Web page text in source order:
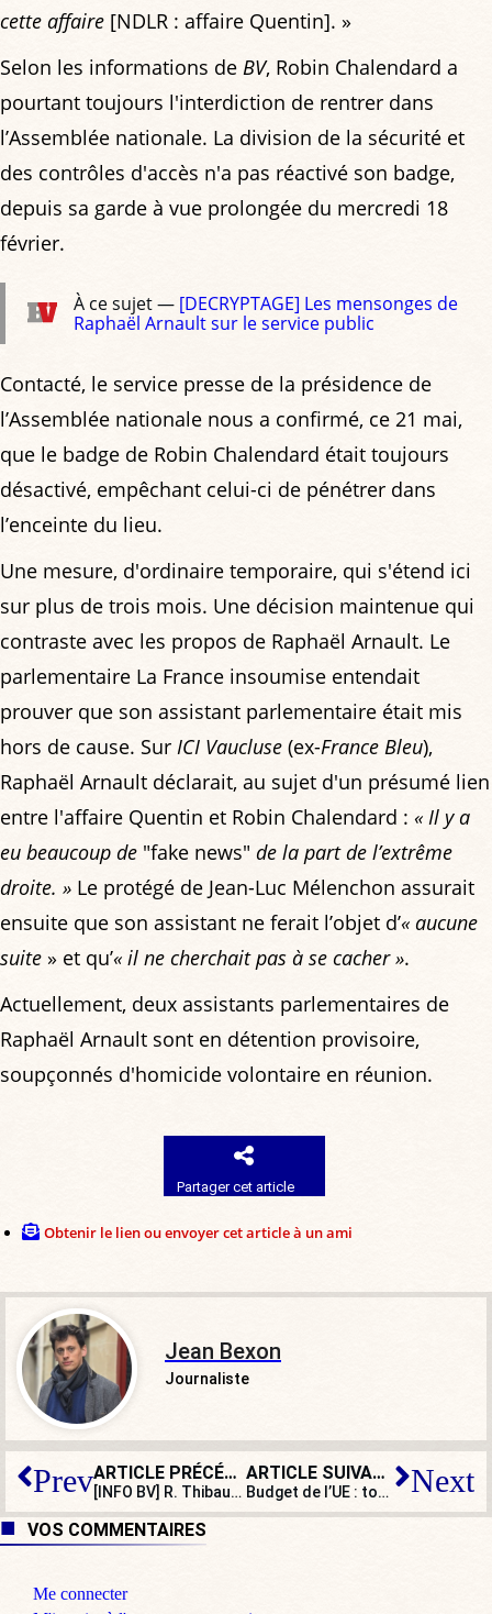
cette affaire [NDLR : affaire Quentin]. »
Selon les informations de BV, Robin Chalendard a
pourtant toujours l'interdiction de rentrer dans
l’Assemblée nationale. La division de la sécurité et
des contrôles d'accès n'a pas réactivé son badge,
depuis sa garde à vue prolongée du mercredi 18
février.
À ce sujet — [DECRYPTAGE] Les mensonges de
Raphaël Arnault sur le service public
Contacté, le service presse de la présidence de
l’Assemblée nationale nous a confirmé, ce 21 mai,
que le badge de Robin Chalendard était toujours
désactivé, empêchant celui-ci de pénétrer dans
l’enceinte du lieu.
Une mesure, d'ordinaire temporaire, qui s'étend ici
sur plus de trois mois. Une décision maintenue qui
contraste avec les propos de Raphaël Arnault. Le
parlementaire La France insoumise entendait
prouver que son assistant parlementaire était mis
hors de cause. Sur ICI Vaucluse (ex-France Bleu),
Raphaël Arnault déclarait, au sujet d'un présumé lien
entre l'affaire Quentin et Robin Chalendard : « Il y a
eu beaucoup de "fake news" de la part de l’extrême
droite. » Le protégé de Jean-Luc Mélenchon assurait
ensuite que son assistant ne ferait l’objet d’« aucune
suite » et qu’« il ne cherchait pas à se cacher ».
Actuellement, deux assistants parlementaires de
Raphaël Arnault sont en détention provisoire,
soupçonnés d'homicide volontaire en réunion.
Partager cet article
Obtenir le lien ou envoyer cet article à un ami
Jean Bexon
Journaliste
Prev ARTICLE PRÉCÉDENT
[INFO BV] R. Thibault signalé pour menaces physiques contre un journaliste de BV
ARTICLE SUIVANT
Budget de l’UE : toujours plus de prélèvements, de taxes… et de fonctionnaires Next
VOS COMMENTAIRES
Me connecter